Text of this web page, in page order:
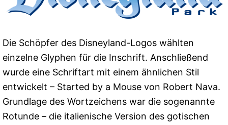
Die Schöpfer des Disneyland-Logos wählten
einzelne Glyphen für die Inschrift. Anschließend
wurde eine Schriftart mit einem ähnlichen Stil
entwickelt – Started by a Mouse von Robert Nava.
Grundlage des Wortzeichens war die sogenannte
Rotunde – die italienische Version des gotischen